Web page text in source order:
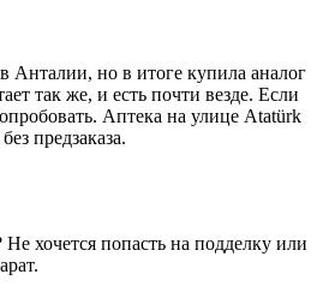
Анталии, но в итоге купила аналог
так же, и есть почти везде. Если
Аптека на улице Atatürk
предзаказа.
хочется попасть на подделку или